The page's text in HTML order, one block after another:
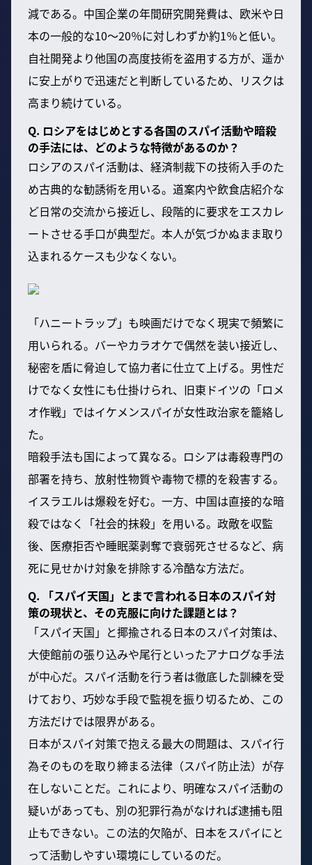
減である。中国企業の年間研究開発費は、欧米や日
本の一般的な10〜20％に対しわずか約1％と低い。
自社開発より他国の高度技術を盗用する方が、遥か
に安上がりで迅速だと判断しているため、リスクは
高まり続けている。
Q. ロシアをはじめとする各国のスパイ活動や暗殺
の手法には、どのような特徴があるのか？
ロシアのスパイ活動は、経済制裁下の技術入手のた
め古典的な勧誘術を用いる。道案内や飲食店紹介な
ど日常の交流から接近し、段階的に要求をエスカレ
ートさせる手口が典型だ。本人が気づかぬまま取り
込まれるケースも少なくない。
「ハニートラップ」も映画だけでなく現実で頻繁に
用いられる。バーやカラオケで偶然を装い接近し、
秘密を盾に脅迫して協力者に仕立て上げる。男性だ
けでなく女性にも仕掛けられ、旧東ドイツの「ロメ
オ作戦」ではイケメンスパイが女性政治家を籠絡し
た。
暗殺手法も国によって異なる。ロシアは毒殺専門の
部署を持ち、放射性物質や毒物で標的を殺害する。
イスラエルは爆殺を好む。一方、中国は直接的な暗
殺ではなく「社会的抹殺」を用いる。政敵を収監
後、医療拒否や睡眠薬剥奪で衰弱死させるなど、病
死に見せかけ対象を排除する冷酷な方法だ。
Q. 「スパイ天国」とまで言われる日本のスパイ対
策の現状と、その克服に向けた課題とは？
「スパイ天国」と揶揄される日本のスパイ対策は、
大使館前の張り込みや尾行といったアナログな手法
が中心だ。スパイ活動を行う者は徹底した訓練を受
けており、巧妙な手段で監視を振り切るため、この
方法だけでは限界がある。
日本がスパイ対策で抱える最大の問題は、スパイ行
為そのものを取り締まる法律（スパイ防止法）が存
在しないことだ。これにより、明確なスパイ活動の
疑いがあっても、別の犯罪行為がなければ逮捕も阻
止もできない。この法的欠陥が、日本をスパイにと
って活動しやすい環境にしているのだ。